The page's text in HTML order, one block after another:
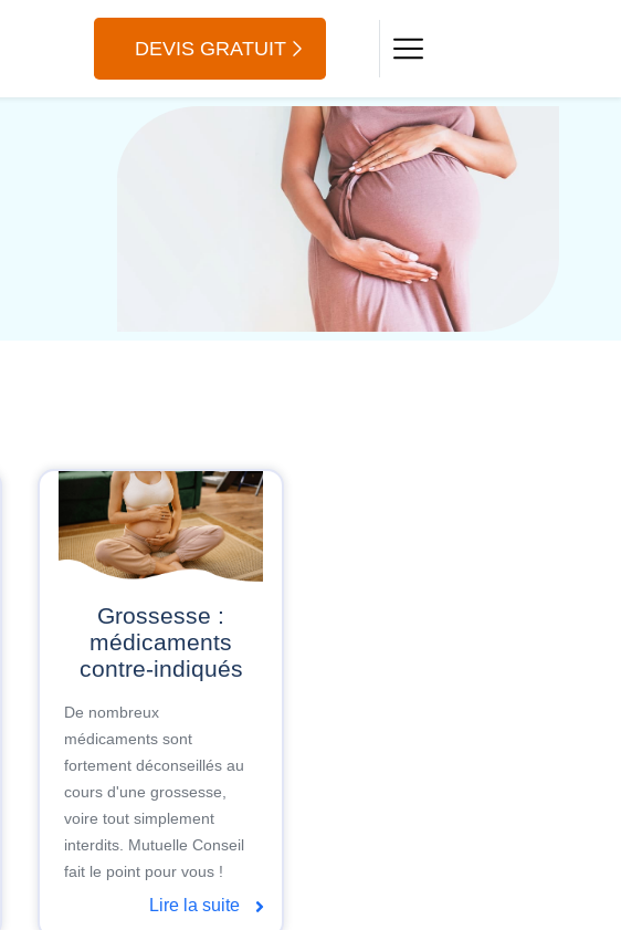
DEVIS GRATUIT
Grossesse :
médicaments
contre-indiqués
De nombreux
médicaments sont
fortement déconseillés au
cours d'une grossesse,
voire tout simplement
interdits. Mutuelle Conseil
fait le point pour vous !
Lire la suite